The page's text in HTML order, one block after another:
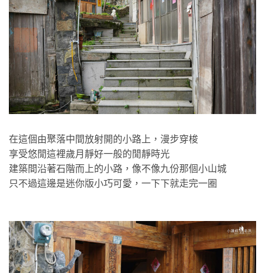
在這個由聚落中間放射開的小路上，漫步穿梭
享受悠閒這裡歲月靜好一般的閒靜時光
建築間沿著石階而上的小路，像不像九份那個小山城
只不過這邊是迷你版小巧可愛，一下下就走完一圈